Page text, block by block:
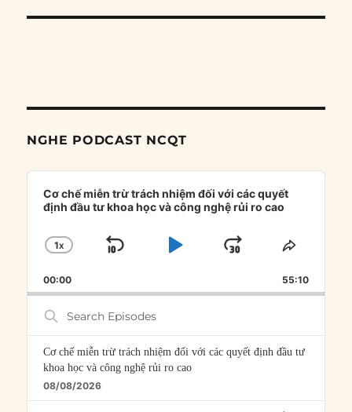
NGHE PODCAST NCQT
Audio
Player
Cơ chế miễn trừ trách nhiệm đối với các quyết
định đầu tư khoa học và công nghệ rủi ro cao
CHANGE
RATE
1X
SKIP
PLAYJUMP
FORWARD
SHARE
00:00 55:10
Search
Episodes
Cơ chế miễn trừ trách nhiệm đối với các quyết định đầu tư
khoa học và công nghệ rủi ro cao
08/08/2026